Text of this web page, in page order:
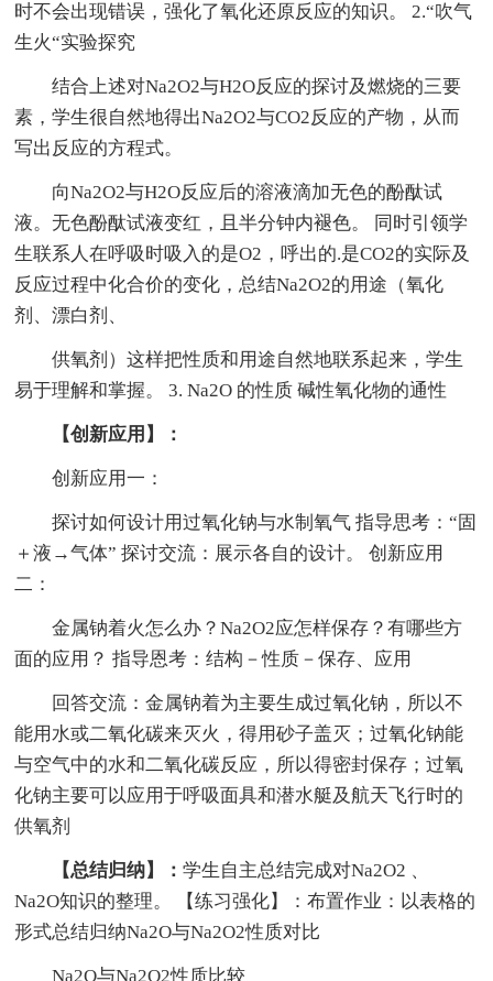
时不会出现错误，强化了氧化还原反应的知识。 2.“吹气
生火“实验探究
结合上述对Na2O2与H2O反应的探讨及燃烧的三要
素，学生很自然地得出Na2O2与CO2反应的产物，从而
写出反应的方程式。
向Na2O2与H2O反应后的溶液滴加无色的酚酞试
液。无色酚酞试液变红，且半分钟内褪色。 同时引领学
生联系人在呼吸时吸入的是O2，呼出的.是CO2的实际及
反应过程中化合价的变化，总结Na2O2的用途（氧化
剂、漂白剂、
供氧剂）这样把性质和用途自然地联系起来，学生
易于理解和掌握。 3. Na2O 的性质 碱性氧化物的通性
【创新应用】：
创新应用一：
探讨如何设计用过氧化钠与水制氧气 指导思考：“固
＋液→气体” 探讨交流：展示各自的设计。 创新应用
二：
金属钠着火怎么办？Na2O2应怎样保存？有哪些方
面的应用？ 指导恩考：结构－性质－保存、应用
回答交流：金属钠着为主要生成过氧化钠，所以不
能用水或二氧化碳来灭火，得用砂子盖灭；过氧化钠能
与空气中的水和二氧化碳反应，所以得密封保存；过氧
化钠主要可以应用于呼吸面具和潜水艇及航天飞行时的
供氧剂
【总结归纳】：学生自主总结完成对Na2O2 、
Na2O知识的整理。 【练习强化】：布置作业：以表格的
形式总结归纳Na2O与Na2O2性质对比
Na2O与Na2O2性质比较